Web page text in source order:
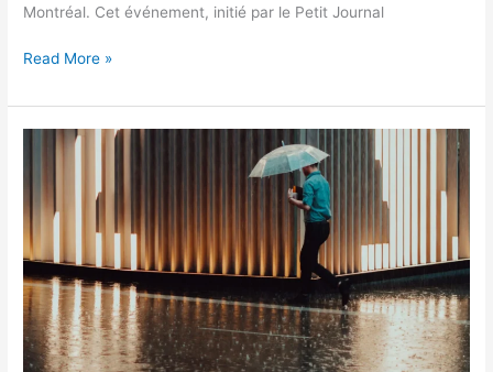
Montréal. Cet événement, initié par le Petit Journal
Read More »
Montoni
Ecotime
unissent
leurs
forces
pour
des
bâtiments
plus